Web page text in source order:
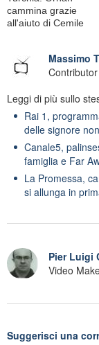
cammina grazie
all'aiuto di Cemile
Massimo
Contributor
Leggi di più sullo
Rai 1,
delle signore
Canale5,
famiglia e Far
La Promessa,
si allunga in
Pier Luigi
Video
Suggerisci una